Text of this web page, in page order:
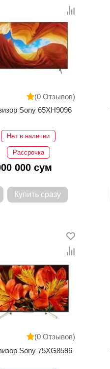
(0 Отзывов)
Sony 65XH9096
Нет в наличии
Рассрочка
000 сум
Купить сразу
(0 Отзывов)
Sony 75XG8596